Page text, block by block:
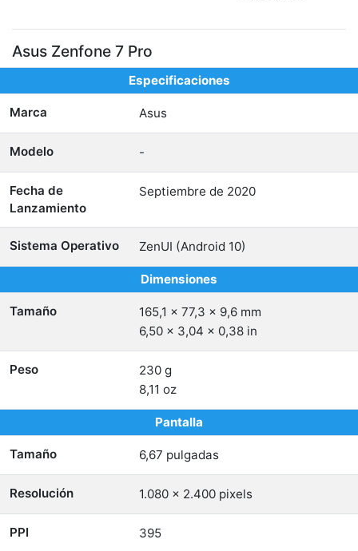
Asus Zenfone 7 Pro
Especificaciones
Marca Asus
Modelo -
Fecha de
Lanzamiento
Septiembre de 2020
Sistema Operativo ZenUI (Android 10)
Dimensiones
Tamaño
165,1 x 77,3 x 9,6 mm
6,50 x 3,04 x 0,38 in
Peso
230 g
8,11 oz
Pantalla
Tamaño 6,67 pulgadas
Resolución 1.080 x 2.400 pixels
PPI 395